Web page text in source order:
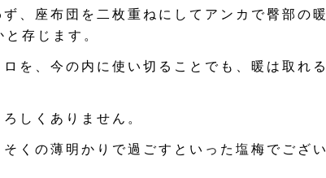
、座布団を二枚重ねにしてアンカで臀部の暖
存じます。
を、今の内に使い切ることでも、暖は取れる
しくありません。
くの薄明かりで過ごすといった塩梅でござい